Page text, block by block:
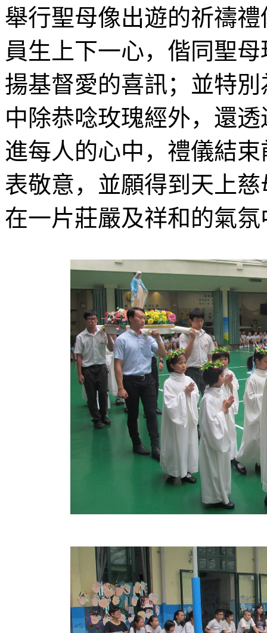
舉行聖母像出遊的祈禱
員生上下一心，偕同聖
揚基督愛的喜訊；並特
中除恭唸玫瑰經外，還
進每人的心中，禮儀結
表敬意，並願得到天上
在一片莊嚴及祥和的氣